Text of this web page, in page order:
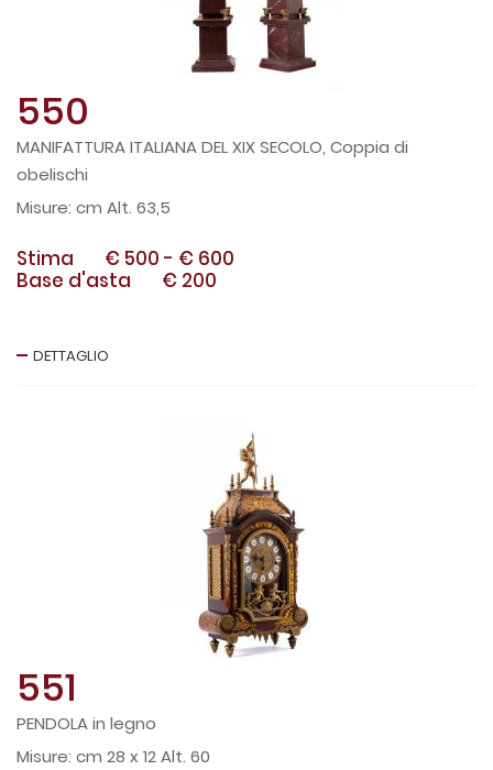
550
MANIFATTURA ITALIANA DEL XIX SECOLO, Coppia di
obelischi
cm Alt. 63,5
Stima € 500 - € 600
Base d'asta
€ 200
DETTAGLIO
551
PENDOLA in legno
cm 28 x 12 Alt. 60